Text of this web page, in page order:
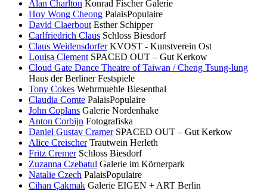
Alan Charlton Konrad Fischer Galerie
Hoy Wong Cheong PalaisPopulaire
David Claerbout Esther Schipper
Carlfriedrich Claus Schloss Biesdorf
Claus Weidensdorfer KVOST - Kunstverein Ost
Louisa Clement SPACED OUT – Gut Kerkow
Cloud Gate Dance Theatre of Taiwan / Cheng Tsung-lung
Haus der Berliner Festspiele
Tony Cokes Wehrmuehle Biesenthal
Claudia Comte PalaisPopulaire
John Coplans Galerie Nordenhake
Anton Corbijn Fotografiska
Daniel Gustav Cramer SPACED OUT – Gut Kerkow
Alice Creischer Trautwein Herleth
Fritz Cremer Schloss Biesdorf
Zuzanna Czebatul Galerie im Körnerpark
Natalie Czech PalaisPopulaire
Cihan Çakmak Galerie EIGEN + ART Berlin